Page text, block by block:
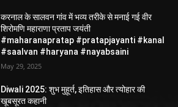
करनाल के सालवन गांव में भव्य तरीके से मनाई गई वीर
शिरोमणि महाराणा प्रताप जयंती
#maharanapratap #pratapjayanti #kanal
#saalvan #haryana #nayabsaini
May 29, 2025
Diwali 2025: शुभ मुहूर्त, इतिहास और त्योहार की
खूबसूरत कहानी